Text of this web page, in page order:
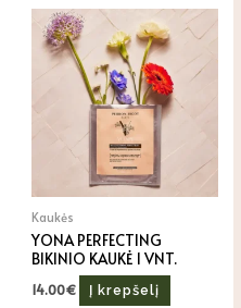
Kaukės
YONA PERFECTING
BIKINIO KAUKĖ 1 VNT.
14.00€ Į krepšelį